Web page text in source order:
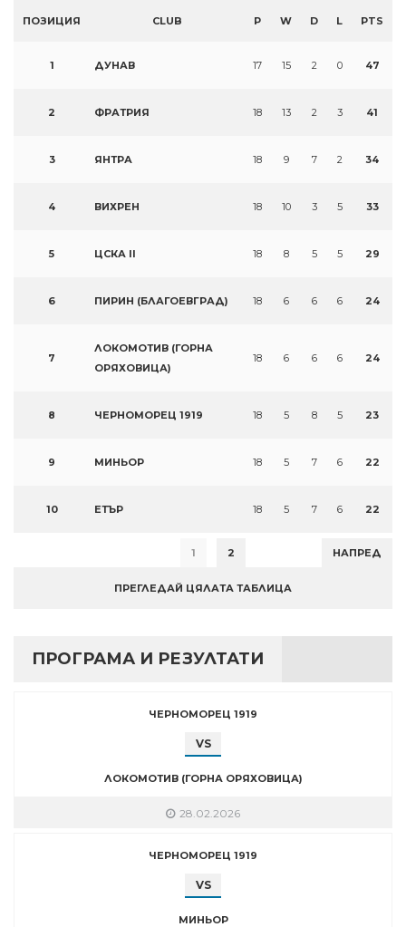
ПОЗИЦИЯ CLUB P W D L PTS
1 ДУНАВ 17 15 2 0 47
2 ФРАТРИЯ 18 13 2 3 41
3 ЯНТРА 18 9 7 2 34
4 ВИХРЕН 18 10 3 5 33
5 ЦСКА II 18 8 5 5 29
6 ПИРИН (БЛАГОЕВГРАД) 18 6 6 6 24
7
ЛОКОМОТИВ (ГОРНА
ОРЯХОВИЦА)
18 6 6 6 24
8 ЧЕРНОМОРЕЦ 1919 18 5 8 5 23
9 МИНЬОР 18 5 7 6 22
10 ЕТЪР 18 5 7 6 22
1 2 НАПРЕД
ПРЕГЛЕДАЙ ЦЯЛАТА ТАБЛИЦА
ПРОГРАМА И РЕЗУЛТАТИ
ЧЕРНОМОРЕЦ 1919
VS
ЛОКОМОТИВ (ГОРНА ОРЯХОВИЦА)
28.02.2026
ЧЕРНОМОРЕЦ 1919
VS
МИНЬОР